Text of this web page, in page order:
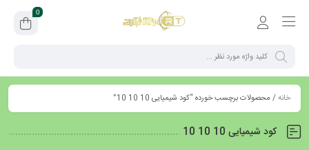
0
خانه/ محصولات برچسب خورده “کود شیمیایی 10 10 10”
کود شیمیایی 10 10 10